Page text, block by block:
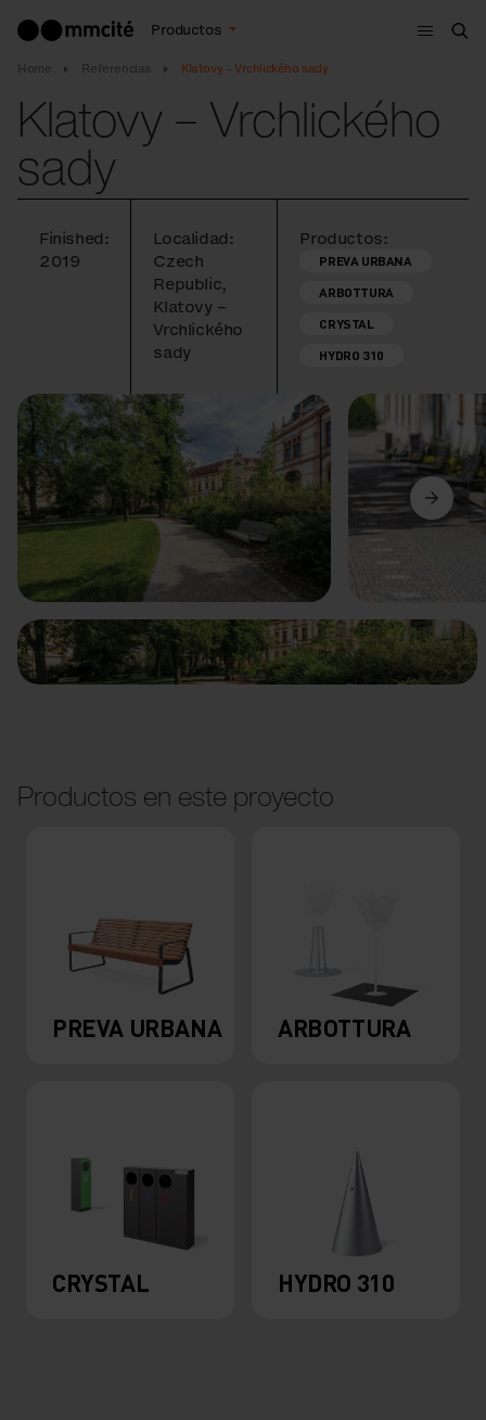
Productos
Menú
Home Referencias Klatovy – Vrchlického sady
Klatovy – Vrchlického
sady
Finished:
2019
Localidad:
Czech
Republic,
Klatovy –
Vrchlického
sady
Productos:
PREVA URBANA
ARBOTTURA
CRYSTAL
HYDRO 310
Anterior
Productos en este proyecto
PREVA URBANA ARBOTTURA
CRYSTAL HYDRO 310